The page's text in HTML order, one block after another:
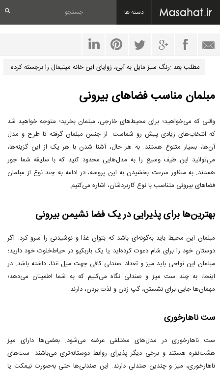
دسته ها
مطلب بعد :رنگ سبز مایل به آبی، زوایای این خانه مینیمال را برجسته کرده
مبلمان مناسب فضاهای بیرونی
وقتی که می‌خواهید؛ برای محیط‌های خارجی، مبلمان بخرید؛ متوجه خواهید شد
که انتخاب‌های زیادی پیش رو شماست. از جنس مبلمان گرفته تا طرح و مدل
آن‌ها، بسیار متنوع هستند. به هر حال، آشنا شدن با هر یک از این گزینه‌ها،
می‌توانید این طیف وسیع را به مدل‌هایی محدود کنید که با سلیقه شما جور
هستند. به منظور سرعت بخشیدن به این پروسه، در ادامه به چند نوع از مبلمان
فضاهای بیرونی متناسب با نوع کاربردشان، اشاره می‌کنیم.
بهترین‌ها برای پذیرایی در یک فضا نشیمن بیرونی
مبلمان این محیط باید به‌گونه‌ای باشد که بتوان غذا و نوشیدنی را سرو کرد. اگر
دوستان خود را برای شام دعوت کرده‌اید یا یک باربکیو در حیاط‌خلوت خود دارید؛
مبلمان این نواحی باید میز و تعداد صندلی کافی جهت میل غذا، داشته باشد. در
اینجا، به چند ست میز و صندلی نگاه می‌کنیم که به شما اطمینان می‌دهد؛
مهمان‌ها جایی برای نشستن، گپ زدن و لذت بردن، دارند.
ست ناهارخوری
ست ناهارخوری در مدل‌های مختلفی عرضه می‌شود. بعضی‌ها دارای میز
هشت‌نفره هستند و برخی دیگر پذیرای روابط دوستانه‌تری می‌باشند. ست‌های
ناهارخوری، میز و چندین صندلی دارند. این صندلی‌ها حتی به‌صورت نیمکت یا